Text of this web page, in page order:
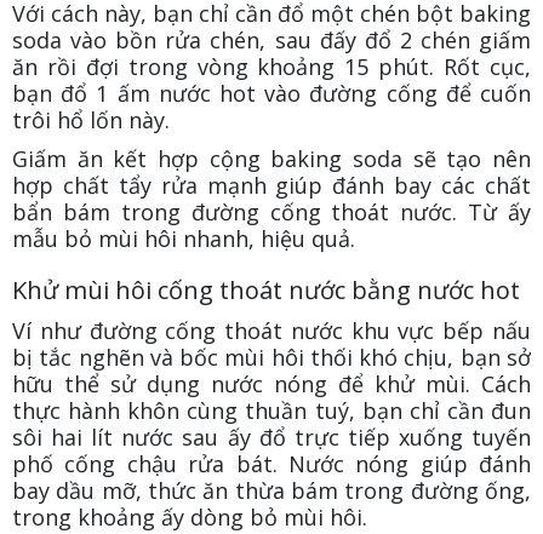
Với cách này, bạn chỉ cần đổ một chén bột baking
soda vào bồn rửa chén, sau đấy đổ 2 chén giấm
ăn rồi đợi trong vòng khoảng 15 phút. Rốt cục,
bạn đổ 1 ấm nước hot vào đường cống để cuốn
trôi hổ lốn này.
Giấm ăn kết hợp cộng baking soda sẽ tạo nên
hợp chất tẩy rửa mạnh giúp đánh bay các chất
bẩn bám trong đường cống thoát nước. Từ ấy
mẫu bỏ mùi hôi nhanh, hiệu quả.
Khử mùi hôi cống thoát nước bằng nước hot
Ví như đường cống thoát nước khu vực bếp nấu
bị tắc nghẽn và bốc mùi hôi thối khó chịu, bạn sở
hữu thể sử dụng nước nóng để khử mùi. Cách
thực hành khôn cùng thuần tuý, bạn chỉ cần đun
sôi hai lít nước sau ấy đổ trực tiếp xuống tuyến
phố cống chậu rửa bát. Nước nóng giúp đánh
bay dầu mỡ, thức ăn thừa bám trong đường ống,
trong khoảng ấy dòng bỏ mùi hôi.